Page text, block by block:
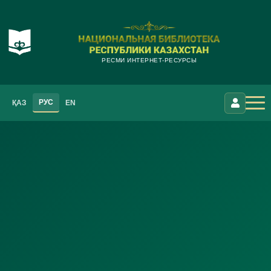
РЕСМИ ИНТЕРНЕТ-РЕСУРСЫ
ҚАЗ РУС EN